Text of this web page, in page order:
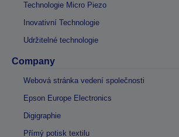
Technologie Micro Piezo
Inovativní Technologie
Udržitelné technologie
Company
Webová stránka vedení společnosti
Epson Europe Electronics
Digigraphie
Přímý potisk textilu